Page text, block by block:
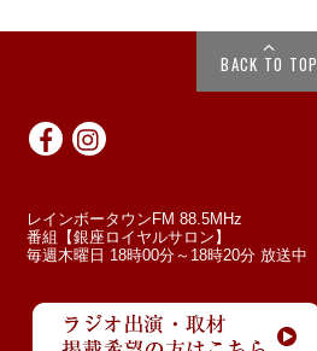
BACK TO TOP
レインボータウンFM 88.5MHz
番組【銀座ロイヤルサロン】
毎週木曜日 18時00分～18時20分 放送中